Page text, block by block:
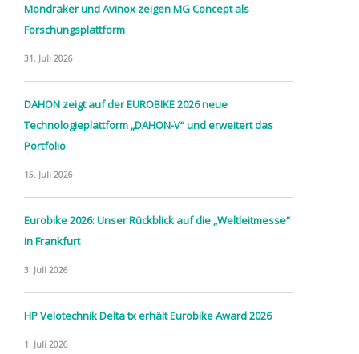
Mondraker und Avinox zeigen MG Concept als
Forschungsplattform
31. Juli 2026
DAHON zeigt auf der EUROBIKE 2026 neue
Technologieplattform „DAHON-V“ und erweitert das
Portfolio
15. Juli 2026
Eurobike 2026: Unser Rückblick auf die „Weltleitmesse“
in Frankfurt
3. Juli 2026
HP Velotechnik Delta tx erhält Eurobike Award 2026
1. Juli 2026